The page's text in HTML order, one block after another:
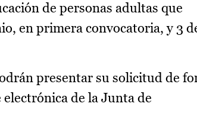
de personas adultas que
en primera convocatoria, y 3
presentar su solicitud de
de la Junta de